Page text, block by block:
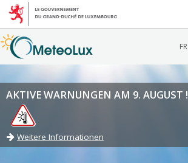
FR
AKTIVE WARNUNGEN AM 9. AUGUST !
Weitere Informationen